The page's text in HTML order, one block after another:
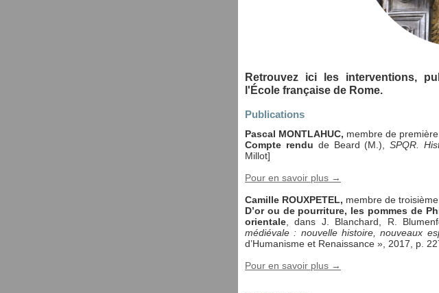
Retrouvez ici les interventions,
l'École française de Rome.
Publications
Pascal MONTLAHUC, membre de
Compte rendu de Beard (M.),SPQR.
Millot]
Pour en savoir plus →
Camille ROUXPETEL, membre de
D’or ou de pourriture, les pommes de
orientale , dans J. Blanchard, R.
médiévale : nouvelle histoire, nouveaux
d’Humanisme et Renaissance », 2017, p.
Pour en savoir plus →